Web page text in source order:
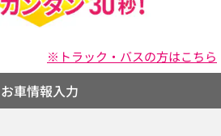
※トラック・バスの方はこちら
お車情報入力